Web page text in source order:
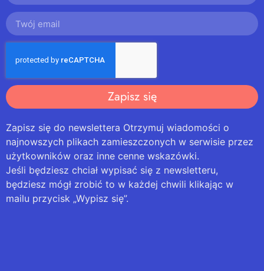
Zapisz się
Zapisz się do newslettera Otrzymuj wiadomości o
najnowszych plikach zamieszczonych w serwisie przez
użytkowników oraz inne cenne wskazówki.
Jeśli będziesz chciał wypisać się z newsletteru,
będziesz mógł zrobić to w każdej chwili klikając w
mailu przycisk „Wypisz się”.